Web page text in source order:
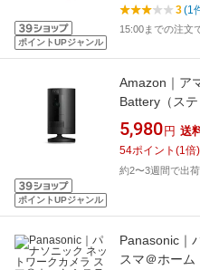
ポイントUPジャンル
3(1
15:00までの注文
ポイントUPジャンル
Amazon｜ア
Battery（ス
外出先からも
ュリティー、
ラック
5,980 円 送
54ポイント (1倍)
約2〜3週間で出
Panasonic｜
スマ＠ホー